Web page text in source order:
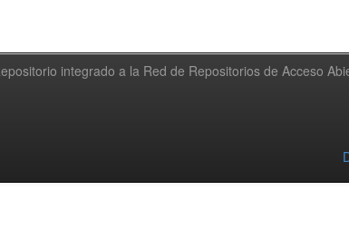
integrado a la Red de Repositorios de Acceso